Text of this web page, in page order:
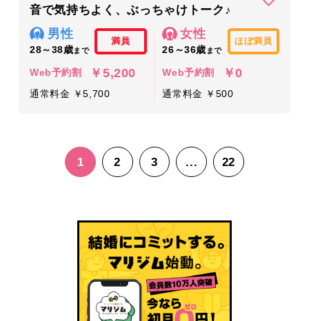
音で気持ちよく、ぶっちゃけトーク♪
男性
28～38歳まで
満員
Web予約割 ￥5,200
通常料金 ￥5,700
女性
26～36歳 まで
ほぼ満員
Web予約割 ￥0
通常料金 ￥500
1 2 3 ... 22